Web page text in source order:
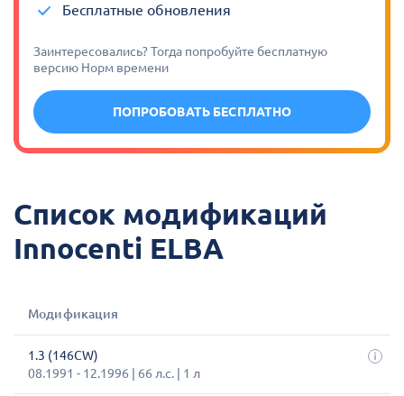
Бесплатные обновления
Заинтересовались? Тогда попробуйте бесплатную
версию Норм времени
ПОПРОБОВАТЬ БЕСПЛАТНО
Список модификаций
Innocenti ELBA
Модификация
1.3 (146CW)
08.1991 - 12.1996 | 66 л.с. | 1 л